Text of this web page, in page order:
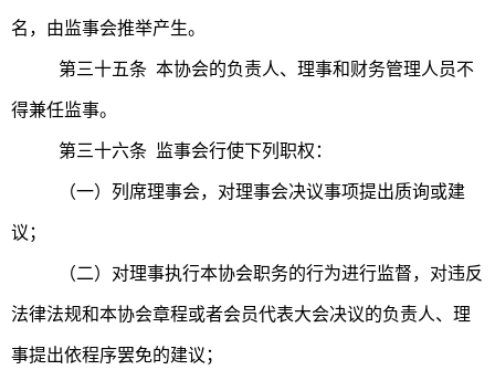
名，由监事会推举产生。
第三十五条 本协会的负责人、理事和财务管理人员不
得兼任监事。
第三十六条 监事会行使下列职权：
（一）列席理事会，对理事会决议事项提出质询或建
议；
（二）对理事执行本协会职务的行为进行监督，对违反
法律法规和本协会章程或者会员代表大会决议的负责人、理
事提出依程序罢免的建议；